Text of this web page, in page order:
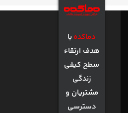
دماکدهبا
هدف ارتقاء
سطح کیفی
زندگی
مشتریان و
دسترسی